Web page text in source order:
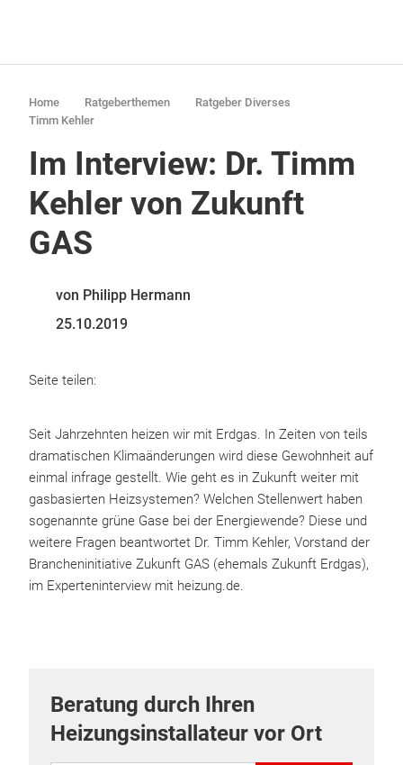
Home Ratgeberthemen
Ratgeber Diverses
Timm Kehler
Im Interview: Dr. Timm
Kehler von Zukunft
GAS
von Philipp Hermann
25.10.2019
Seite teilen:
Seit Jahrzehnten heizen wir mit Erdgas. In Zeiten von teils
dramatischen Klimaänderungen wird diese Gewohnheit auf
einmal infrage gestellt. Wie geht es in Zukunft weiter mit
gasbasierten Heizsystemen? Welchen Stellenwert haben
sogenannte grüne Gase bei der Energiewende? Diese und
weitere Fragen beantwortet Dr. Timm Kehler, Vorstand der
Brancheninitiative Zukunft GAS (ehemals Zukunft Erdgas),
im Experteninterview mit heizung.de.
Beratung durch Ihren
Heizungsinstallateur vor Ort